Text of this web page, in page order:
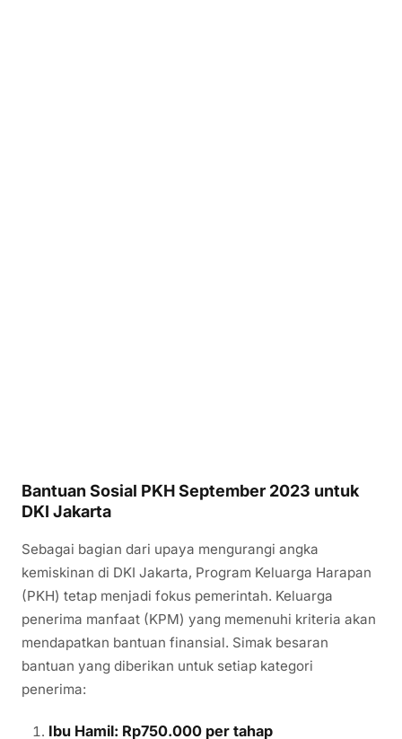
Bantuan Sosial PKH September 2023 untuk
DKI Jakarta
Sebagai bagian dari upaya mengurangi angka
kemiskinan di DKI Jakarta, Program Keluarga Harapan
(PKH) tetap menjadi fokus pemerintah. Keluarga
penerima manfaat (KPM) yang memenuhi kriteria akan
mendapatkan bantuan finansial. Simak besaran
bantuan yang diberikan untuk setiap kategori
penerima:
Ibu Hamil: Rp750.000 per tahap